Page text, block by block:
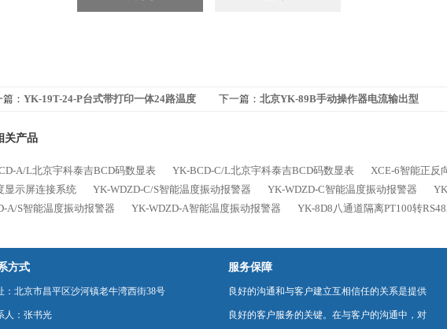
： YK-19T-24-P台式带打印一体24路温度
下一篇： 北京YK-89B手动操作器电流输出型
关产品
A/L北京宇科泰吉BCD码数显表 YK-BCD-C/L北京宇科泰吉BCD码数显表 XCE-6智能正反
显示屏连接系统
YK-WDZD-C/S智能温度振动报警器 YK-WDZD-C智能温度振动报警器
A/S智能温度振动报警器
YK-WDZD-A智能温度振动报警器 YK-8D8八通道隔离PT100转
方式
：北京市昌平区沙河镇老牛湾西街38号
人：张书光
服务保障
良好的沟通和与客户建立互相信任的关系是提供
良好的客户服务的关键。在与客户的沟通中，对